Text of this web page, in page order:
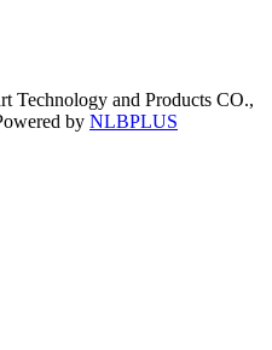
and Products CO.,
by NLBPLUS